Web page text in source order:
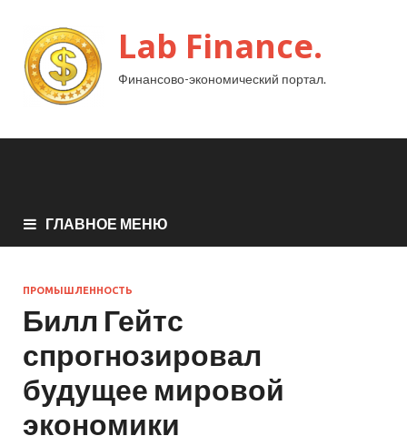
Lab Finance.
Финансово-экономический портал.
ГЛАВНОЕ МЕНЮ
ПРОМЫШЛЕННОСТЬ
Билл Гейтс
спрогнозировал
будущее мировой
экономики